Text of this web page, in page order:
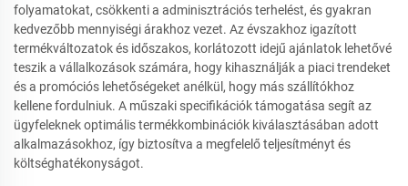
folyamatokat, csökkenti a adminisztrációs terhelést, és gyakran
kedvezőbb mennyiségi árakhoz vezet. Az évszakhoz igazított
termékváltozatok és időszakos, korlátozott idejű ajánlatok lehetővé
teszik a vállalkozások számára, hogy kihasználják a piaci trendeket
és a promóciós lehetőségeket anélkül, hogy más szállítókhoz
kellene fordulniuk. A műszaki specifikációk támogatása segít az
ügyfeleknek optimális termékkombinációk kiválasztásában adott
alkalmazásokhoz, így biztosítva a megfelelő teljesítményt és
költséghatékonyságot.